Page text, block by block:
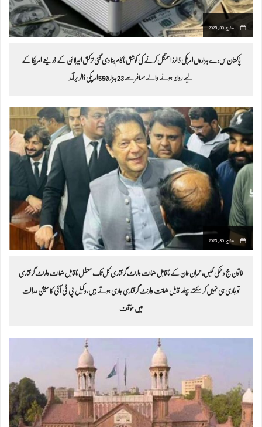
مارچ 30, 2023
پاکستان س:ے ہزاروں امریکی ڈالرز اسمگل کرنے کی کوشش ناکام بنا دی گئی ترکش ائیرلائن کے ذریعے امریکا کے
لیے روانہ ہونے والے مسافر سے 23 ہزار 550 امریکی ڈالر برآمد
مارچ 30, 2023
خاتون جج دھمکی کیس،عمران خان کے ناقابل ضمانت وارنٹ گرفتاری کل تک معطل ناقابل ضمانت وارنٹ گرفتاری
تو جاری ہی نہیں کر سکتے،پہلے قابل ضمانت وارنٹ گرفتاری جاری ہوتے ہیں،وکیل پی ٹی آئی کا سیشن عدالت
میں مؤقف